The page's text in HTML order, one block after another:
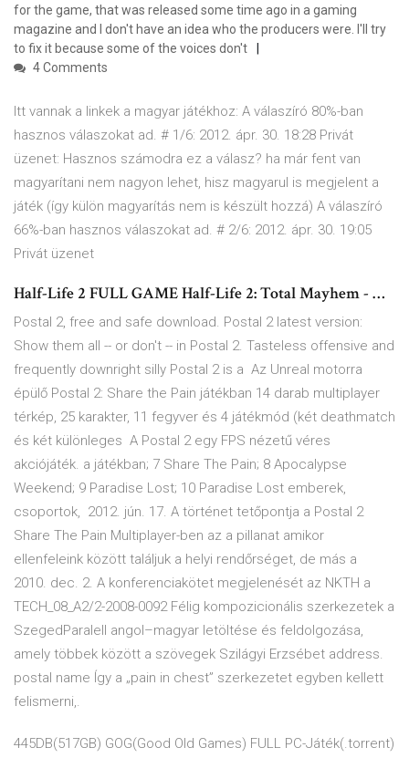
for the game, that was released some time ago in a gaming
magazine and I don't have an idea who the producers were. I'll try
to fix it because some of the voices don't
4 Comments
Itt vannak a linkek a magyar játékhoz: A válaszíró 80%-ban
hasznos válaszokat ad. # 1/6: 2012. ápr. 30. 18:28 Privát
üzenet: Hasznos számodra ez a válasz? ha már fent van
magyarítani nem nagyon lehet, hisz magyarul is megjelent a
játék (így külön magyarítás nem is készült hozzá) A válaszíró
66%-ban hasznos válaszokat ad. # 2/6: 2012. ápr. 30. 19:05
Privát üzenet
Half-Life 2 FULL GAME Half-Life 2: Total Mayhem - …
Postal 2, free and safe download. Postal 2 latest version:
Show them all -- or don't -- in Postal 2. Tasteless offensive and
frequently downright silly Postal 2 is a Az Unreal motorra
épülő Postal 2: Share the Pain játékban 14 darab multiplayer
térkép, 25 karakter, 11 fegyver és 4 játékmód (két deathmatch
és két különleges A Postal 2 egy FPS nézetű véres
akciójáték. a játékban; 7 Share The Pain; 8 Apocalypse
Weekend; 9 Paradise Lost; 10 Paradise Lost emberek,
csoportok, 2012. jún. 17. A történet tetőpontja a Postal 2
Share The Pain Multiplayer-ben az a pillanat amikor
ellenfeleink között találjuk a helyi rendőrséget, de más a
2010. dec. 2. A konferenciakötet megjelenését az NKTH a
TECH_08_A2/2-2008-0092 Félig kompozicionális szerkezetek a
SzegedParalell angol–magyar letöltése és feldolgozása,
amely többek között a szövegek Szilágyi Erzsébet address.
postal name Így a „pain in chest” szerkezetet egyben kellett
felismerni,.
445DB(517GB) GOG(Good Old Games) FULL PC-Játék(.torrent)